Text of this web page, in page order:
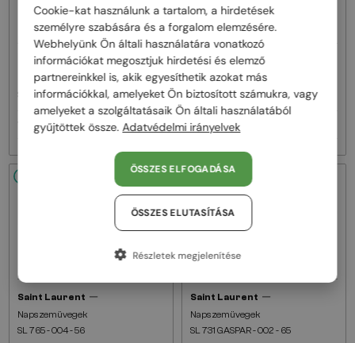
Saint Laurent—
Napszemüvegek
SL M152 - 001 - 55
104 000 Ft
Saint Laurent—
Napszemüvegek
SL 619 - 001 - 56
94 000 Ft
Saint Laurent —
Napszemüvegek
SL 765 - 004 - 56
48/72
Saint Laurent —
Napszemüvegek
SL 731 GASPAR - 002 - 65
Cookie-kat használunk a tartalom, a hirdetések
személyre szabására és a forgalom elemzésére.
Webhelyünk Ön általi használatára vonatkozó
információkat megosztjuk hirdetési és elemző
partnereinkkel is, akik egyesíthetik azokat más
információkkal, amelyeket Ön biztosított számukra, vagy
amelyeket a szolgáltatásaik Ön általi használatából
gyűjtöttek össze.Adatvédelmi irányelvek
ÖSSZES ELFOGADÁSA
ÖSSZES ELUTASÍTÁSA
Részletek megjelenítése